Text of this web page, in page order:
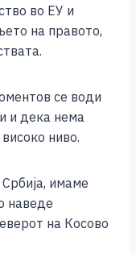
во ЕУ и
на правото,
се води
и дека нема
ниво.
имаме
наведе
на Косово